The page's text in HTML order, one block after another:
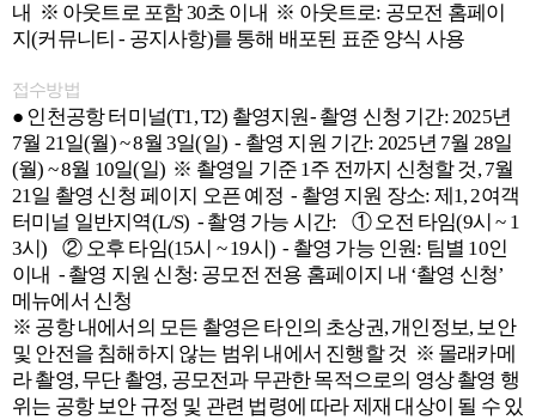
내 ※ 아웃트로 포함 30초 이내 ※ 아웃트로: 공모전 홈페이
지(커뮤니티 - 공지사항)를 통해 배포된 표준 양식 사용
접수방법
● 인천공항 터미널(T1, T2) 촬영지원- 촬영 신청 기간: 2025년
7월 21일(월) ~ 8월 3일(일) - 촬영 지원 기간: 2025년 7월 28일
(월) ~ 8월 10일(일) ※ 촬영일 기준 1주 전까지 신청할 것, 7월
21일 촬영 신청 페이지 오픈 예정 - 촬영 지원 장소: 제1, 2여객
터미널 일반지역(L/S) - 촬영 가능 시간: ① 오전 타임(9시 ~ 1
3시) ② 오후 타임(15시 ~ 19시) - 촬영 가능 인원: 팀별 10인
이내 - 촬영 지원 신청: 공모전 전용 홈페이지 내 ‘촬영 신청’
메뉴에서 신청
※ 공항 내에서의 모든 촬영은 타인의 초상권, 개인정보, 보안
및 안전을 침해하지 않는 범위 내에서 진행할 것 ※ 몰래카메
라 촬영, 무단 촬영, 공모전과 무관한 목적으로의 영상 촬영 행
위는 공항 보안 규정 및 관련 법령에 따라 제재 대상이 될 수 있